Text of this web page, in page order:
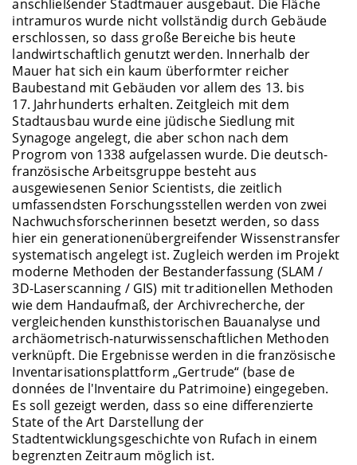
anschließender Stadtmauer ausgebaut. Die Fläche
intramuros wurde nicht vollständig durch Gebäude
erschlossen, so dass große Bereiche bis heute
landwirtschaftlich genutzt werden. Innerhalb der
Mauer hat sich ein kaum überformter reicher
Baubestand mit Gebäuden vor allem des 13. bis
17. Jahrhunderts erhalten. Zeitgleich mit dem
Stadtausbau wurde eine jüdische Siedlung mit
Synagoge angelegt, die aber schon nach dem
Progrom von 1338 aufgelassen wurde. Die deutsch-
französische Arbeitsgruppe besteht aus
ausgewiesenen Senior Scientists, die zeitlich
umfassendsten Forschungsstellen werden von zwei
Nachwuchsforscherinnen besetzt werden, so dass
hier ein generationenübergreifender Wissenstransfer
systematisch angelegt ist. Zugleich werden im Projekt
moderne Methoden der Bestanderfassung (SLAM /
3D-Laserscanning / GIS) mit traditionellen Methoden
wie dem Handaufmaß, der Archivrecherche, der
vergleichenden kunsthistorischen Bauanalyse und
archäometrisch-naturwissenschaftlichen Methoden
verknüpft. Die Ergebnisse werden in die französische
Inventarisationsplattform „Gertrude“ (base de
données de l'Inventaire du Patrimoine) eingegeben.
Es soll gezeigt werden, dass so eine differenzierte
State of the Art Darstellung der
Stadtentwicklungsgeschichte von Rufach in einem
begrenzten Zeitraum möglich ist.